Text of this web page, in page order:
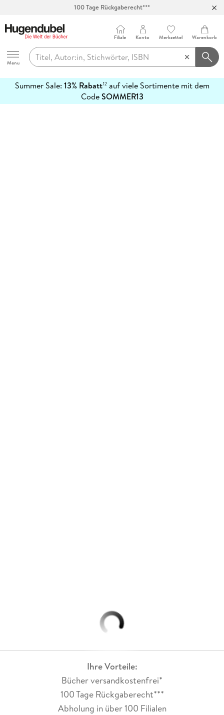
100 Tage Rückgaberecht***
Hugendubel
Menu
Filiale Konto Merkzettel Warenkorb
Summer Sale: 13% Rabatt12auf viele Sortimente mit dem
CodeSOMMER13
erfahren
Ihre Vorteile:
Bücher versandkostenfrei*
100 Tage Rückgaberecht***
Abholung in über 100 Filialen